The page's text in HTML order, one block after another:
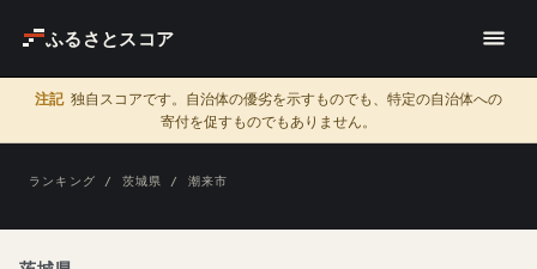
ふるさとスコア
注記 独自スコアです。自治体の優劣を示すものでも、特定の自治体への
寄付を促すものでもありません。
ランキング / 茨城県 / 潮来市